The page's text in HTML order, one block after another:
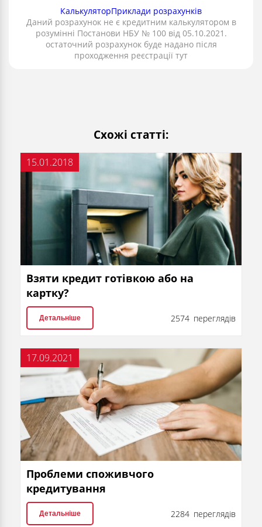
КалькуляторПриклади розрахунків
Даний розрахунок не є кредитним калькулятором в
розумінні Постанови НБУ № 100 від 05.10.2021.
остаточний розрахунок буде надано після
проходження реєстрації тут
Схожі статті:
15.01.2018
Взяти кредит готівкою або на
картку?
Детальніше 2574 переглядів
17.09.2021
Проблеми споживчого
кредитування
Детальніше 2284 переглядів